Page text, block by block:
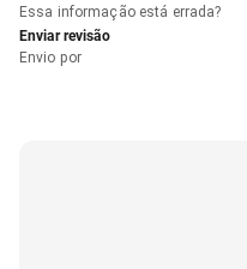
Essa informação está errada?
Enviar revisão
Envio por